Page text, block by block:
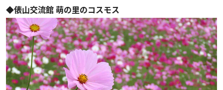
◆俵山交流館 萌の里のコスモス